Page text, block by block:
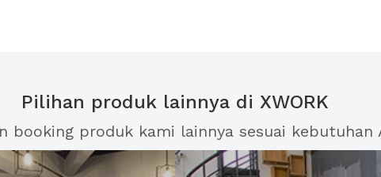
Pilihan produk lainnya di XWORK
booking produk kami lainnya sesuai kebutuhan